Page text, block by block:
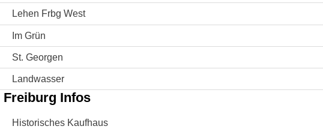
Lehen Frbg West
Im Grün
St. Georgen
Landwasser
Freiburg Infos
Historisches Kaufhaus